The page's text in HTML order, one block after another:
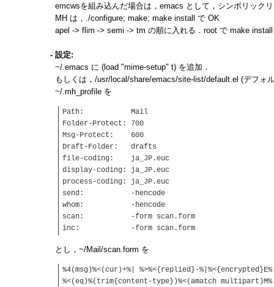
emcwsを組み込んだ場合は，emacs として，シンボリック
MH は，./configure; make; make install で OK
apel -> flim -> semi -> tm の順に入れる．root で make
- 設定:
~/.emacs に (load "mime-setup" t) を追加．
もしくは，/usr/local/share/emacs/site-list/default.el (デフォ
~/.mh_profile を
Path: Mail
Folder-Protect: 700
Msg-Protect: 600
Draft-Folder: drafts
file-coding: ja_JP.euc
display-coding: ja_JP.euc
process-coding: ja_JP.euc
send: -hencode
whom: -hencode
scan: -form scan.form
inc: -form scan.form
とし，~/Mail/scan.form を
%4(msg)%<(cur)+%| %>%<{replied}-
%<(eq)%(trim{content-type})%<(amatch multipart)M%|